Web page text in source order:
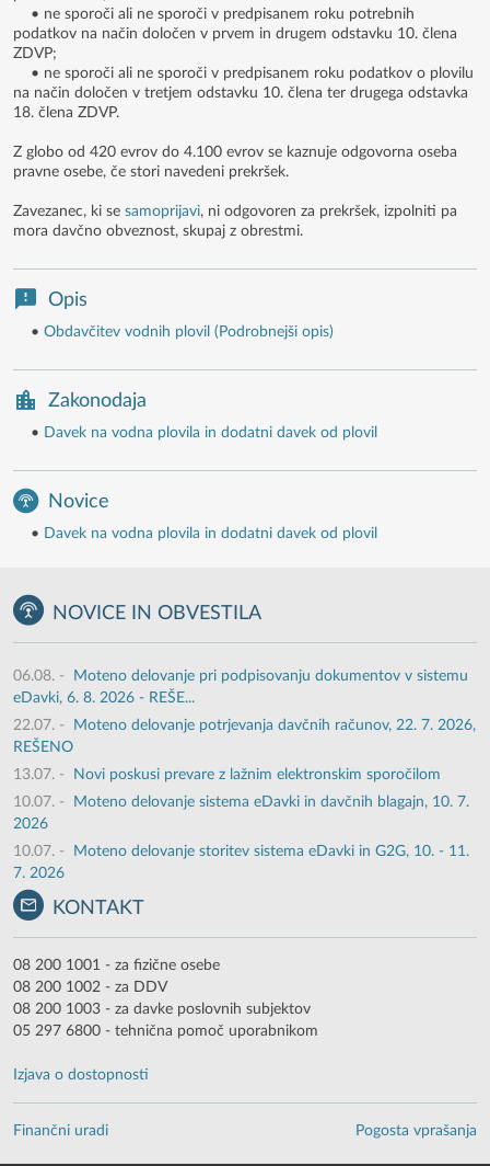
• ne sporoči ali ne sporoči v predpisanem roku potrebnih
podatkov na način določen v prvem in drugem odstavku 10. člena
ZDVP;
• ne sporoči ali ne sporoči v predpisanem roku podatkov o plovilu
na način določen v tretjem odstavku 10. člena ter drugega odstavka
18. člena ZDVP.
Z globo od 420 evrov do 4.100 evrov se kaznuje odgovorna oseba
pravne osebe, če stori navedeni prekršek.
Zavezanec, ki se samoprijavi, ni odgovoren za prekršek, izpolniti pa
mora davčno obveznost, skupaj z obrestmi.
Opis
• Obdavčitev vodnih plovil (Podrobnejši opis)
Zakonodaja
• Davek na vodna plovila in dodatni davek od plovil
Novice
• Davek na vodna plovila in dodatni davek od plovil
NOVICE IN OBVESTILA
06.08. -
Moteno delovanje pri podpisovanju dokumentov v sistemu
eDavki, 6. 8. 2026 - REŠE...
22.07. -
Moteno delovanje potrjevanja davčnih računov, 22. 7. 2026,
REŠENO
13.07. -
Novi poskusi prevare z lažnim elektronskim sporočilom
10.07. -
Moteno delovanje sistema eDavki in davčnih blagajn, 10. 7.
2026
10.07. -
Moteno delovanje storitev sistema eDavki in G2G, 10. - 11.
7. 2026
KONTAKT
08 200 1001 - za fizične osebe
08 200 1002 - za DDV
08 200 1003 - za davke poslovnih subjektov
05 297 6800 - tehnična pomoč uporabnikom
Izjava o dostopnosti
Finančni uradi Pogosta vprašanja